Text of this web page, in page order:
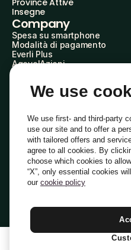
Province Attive
Insegne
Company
Spesa su smartphone
Modalità di pagamento
Everli Plus
AgevolAzioni
Everli Shoppers
Scopri chi siamo
Domande frequenti
Lavora con noi
Diventa Shopper
Investitori
PrivacyCookie
Termini e
We use
We use first- and third-party
use our site and to offer a
with tailored offers and
agree to all cookies. By
choose which cookies to
“X”, only essential cookies
our cookie policy